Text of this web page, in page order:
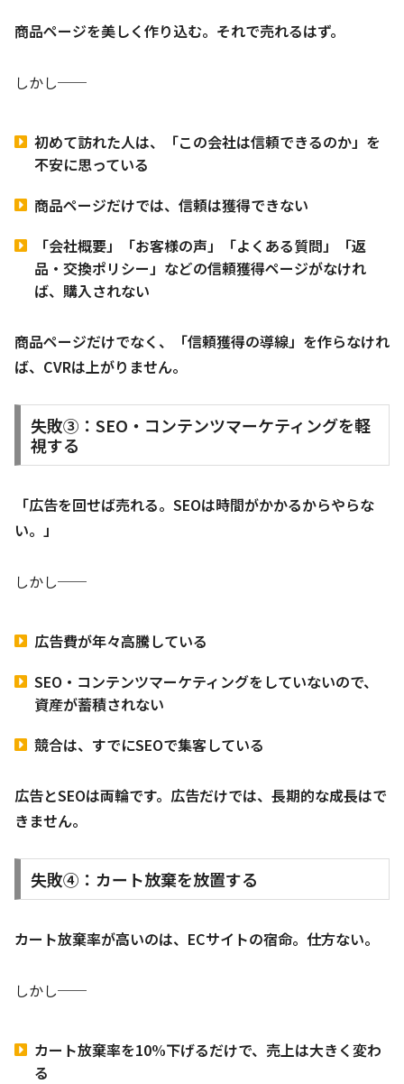
商品ページを美しく作り込む。それで売れるはず。
しかし──
初めて訪れた人は、「この会社は信頼できるのか」を
不安に思っている
商品ページだけでは、信頼は獲得できない
「会社概要」「お客様の声」「よくある質問」「返
品・交換ポリシー」などの信頼獲得ページがなけれ
ば、購入されない
商品ページだけでなく、「信頼獲得の導線」を作らなけれ
ば、CVRは上がりません。
失敗③：SEO・コンテンツマーケティングを軽
視する
「広告を回せば売れる。SEOは時間がかかるからやらな
い。」
しかし──
広告費が年々高騰している
SEO・コンテンツマーケティングをしていないので、
資産が蓄積されない
競合は、すでにSEOで集客している
広告とSEOは両輪です。広告だけでは、長期的な成長はで
きません。
失敗④：カート放棄を放置する
カート放棄率が高いのは、ECサイトの宿命。仕方ない。
しかし──
カート放棄率を10%下げるだけで、売上は大きく変わ
る